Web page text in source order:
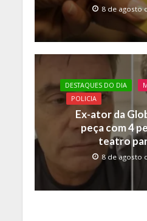
8 de agosto
DESTAQUES DO DIA
POLICIA
Ex-ator da
peça com 4
teatro
8 de agosto